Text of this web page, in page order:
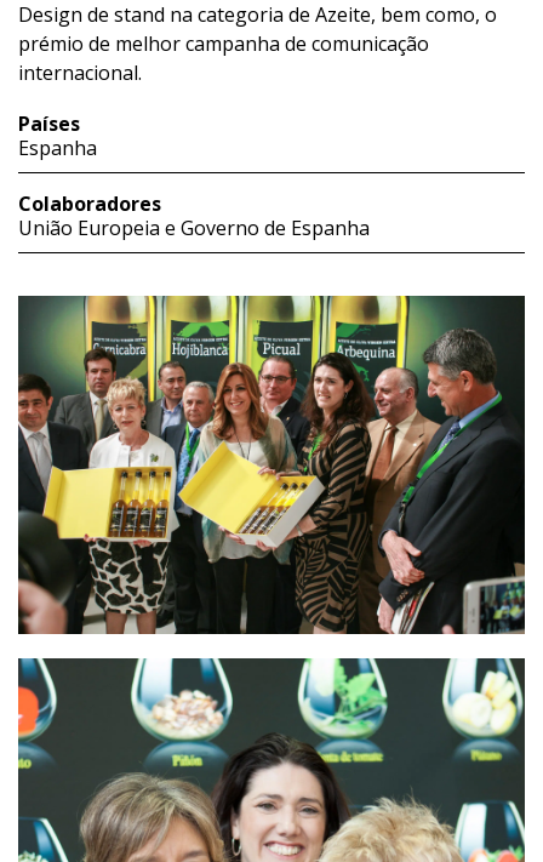
Design de stand na categoria de Azeite, bem como, o
prémio de melhor campanha de comunicação
internacional.
Países
Espanha
Colaboradores
União Europeia e Governo de Espanha